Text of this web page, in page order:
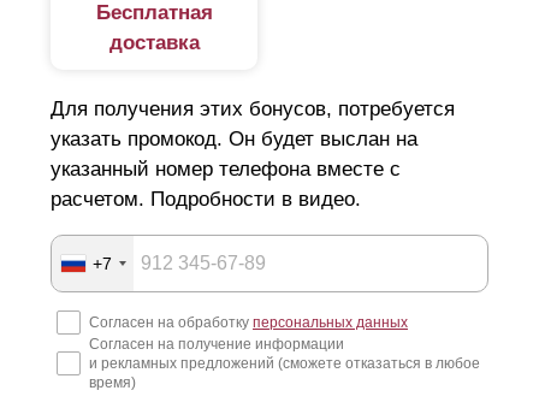
Бесплатная
доставка
Для получения этих бонусов, потребуется
указать промокод. Он будет выслан на
указанный номер телефона вместе с
расчетом. Подробности в видео.
+7
Согласен на обработку персональных данных
Согласен на получение информации
и рекламных предложений (сможете отказаться в любое
время)